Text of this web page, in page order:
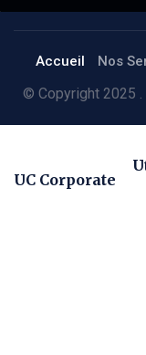
Accueil Nos
© Copyright 2025
UC Corporate